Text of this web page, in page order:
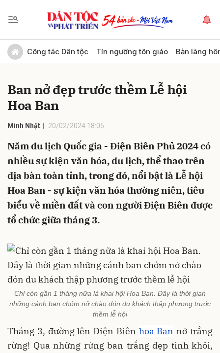
Công tác Dân tộc Tín ngưỡng tôn giáo Bản làng
Ban nở đẹp trước thềm Lễ hội
Hoa Ban
Minh Nhật 20/02/2024 18:05
Năm du lịch Quốc gia - Điện Biên Phủ 2024 có
nhiều sự kiện văn hóa, du lịch, thể thao trên
địa bàn toàn tỉnh, trong đó, nổi bật là Lễ hội
Hoa Ban - sự kiện văn hóa thường niên, tiêu
biểu về miền đất và con người Điện Biên được
tổ chức giữa tháng 3.
Chỉ còn gần 1 tháng nữa là khai hội Hoa Ban. Đây là thời gian
những cánh ban chớm nở chào đón du khách thập phương trước
thềm lễ hội
Tháng 3, đường lên Điện Biên hoa Ban nở trắng
rừng! Qua những rừng ban trắng đẹp tinh khôi,
Gửi bình luận
Hủy Gửi